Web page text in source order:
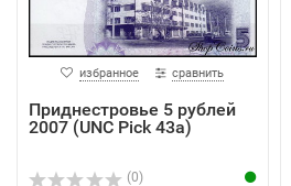
избранное сравнить
Приднестровье 5 рублей
2007 (UNC Pick 43a)
(0)